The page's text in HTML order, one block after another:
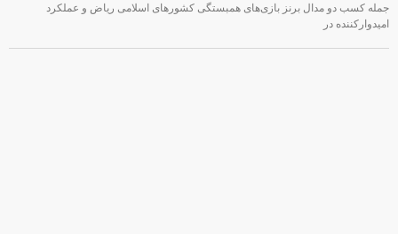
جمله کسب دو مدال برنز بازی‌های همبستگی کشورهای اسلامی ریاض و عملکرد
امیدوارکننده در